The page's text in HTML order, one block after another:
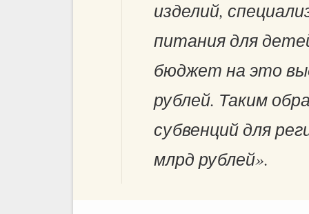
изделий,
питания для
бюджет на это
рублей. Таким
субвенций для
млрд рублей».